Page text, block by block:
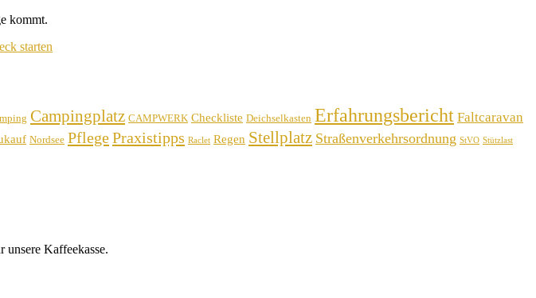
kommt.
starten
Campingplatz CAMPWERK Checkliste Deichselkasten Erfahrungsbericht Faltcaravan
Nordsee PflegePraxistipps Raclet Regen Stellplatz Straßenverkehrsordnung StVO Stützlast
unsere Kaffeekasse.